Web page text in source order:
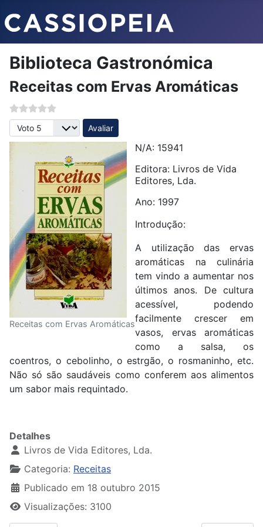
Biblioteca Gastronómica
Receitas com Ervas Aromáticas
Avalie, por favor
Receitas com Ervas Aromáticas
N/A: 15941
Editora: Livros de Vida
Editores, Lda.
Ano: 1997
Introdução:
A utilização das ervas
aromáticas na culinária
tem vindo a aumentar nos
últimos anos. De cultura
acessível, podendo
facilmente crescer em
vasos, ervas aromáticas
como a salsa, os
coentros, o cebolinho, o estrgão, o rosmaninho, etc.
Não só são saudáveis como conferem aos alimentos
um sabor mais requintado.
Detalhes
Livros de Vida Editores, Lda.
Categoria: Receitas
Publicado em 18 outubro 2015
Visualizações: 3100